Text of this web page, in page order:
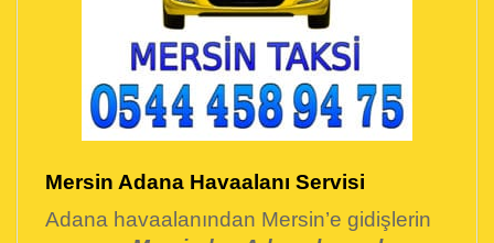
Mersin Adana Havaalanı Servisi
Adana havaalanından Mersin’e gidişlerin